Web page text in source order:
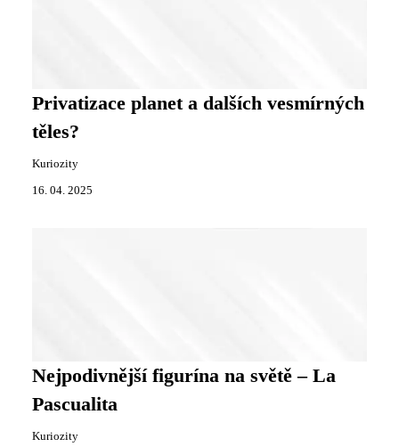
Privatizace planet a dalších vesmírných
těles?
Kuriozity
16. 04. 2025
Nejpodivnější figurína na světě – La
Pascualita
Kuriozity